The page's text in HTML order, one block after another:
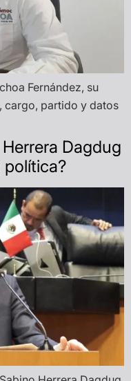
Fernández, su
partido y datos
Dagdug